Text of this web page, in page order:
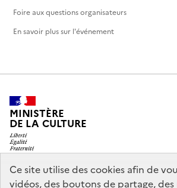
Ce site utilise des cookies afin de
vidéos, des boutons de partage, des
Foire aux questions organisateurs
En savoir plus sur l'événement
MINISTÈRE
DE LA CULTURE